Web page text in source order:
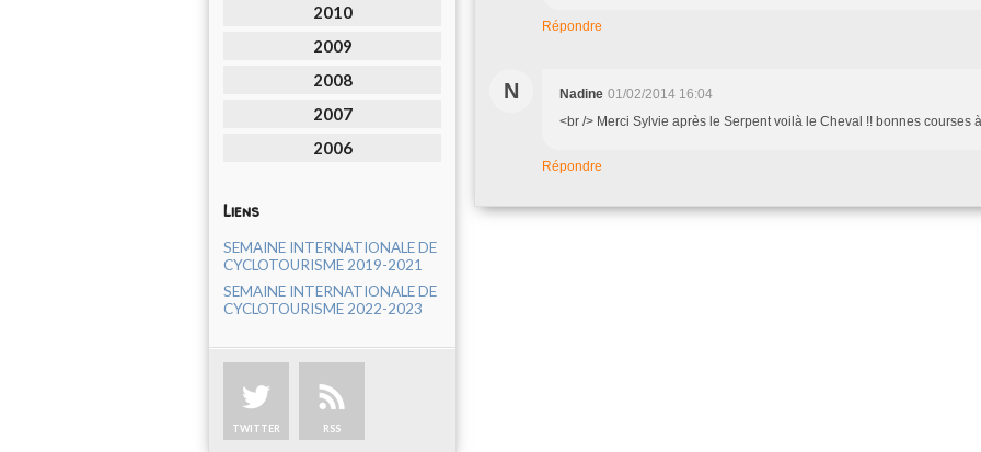
2010
2009
2008
2007
2006
Liens
SEMAINE INTERNATIONALE DE
CYCLOTOURISME 2019-2021
SEMAINE INTERNATIONALE DE
CYCLOTOURISME 2022-2023
TWITTER RSS
Répondre
N Nadine 01/02/2014 16:04
<br /> Merci Sylvie après le Serpent voilà le Cheval !! bonnes courses
Répondre